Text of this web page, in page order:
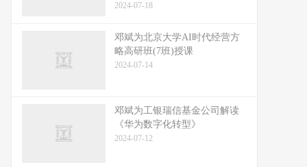
2024-07-18
邓斌为北京大学AI时代经营方
略高研班(7班)授课
2024-07-14
邓斌为工银瑞信基金公司解读
《华为数字化转型》
2024-07-12